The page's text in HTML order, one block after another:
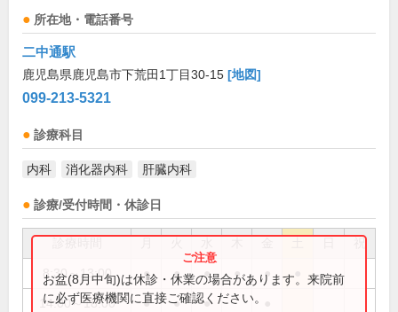
所在地・電話番号
二中通駅
鹿児島県鹿児島市下荒田1丁目30-15 [地図]
099-213-5321
診療科目
内科 消化器内科 肝臓内科
診療/受付時間・休診日
祝
8:30～13:00 ● ● ● ● ●
14:00～18:00 ● ● ●
お盆(8月中旬)は休診・休業の場合があります。来院前
に必ず医療機関に直接ご確認ください。